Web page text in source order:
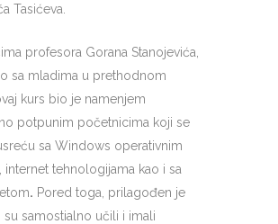
Tasićeva.
profesora Gorana Stanojevića,
sa mladima u prethodnom
kurs bio je namenjem
potpunim početnicima koji se
sa Windows operativnim
internet tehnologijama kao i sa
. Pored toga, prilagođen je
su samostialno učili i imali